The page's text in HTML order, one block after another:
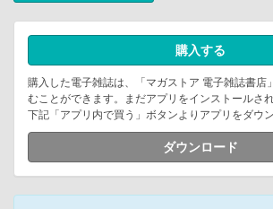
購入する
購入した電子雑誌は、「マガストア 電子雑誌書店
むことができます。まだアプリをインストールさ
下記「アプリ内で買う」ボタンよりアプリをダウ
ダウンロード